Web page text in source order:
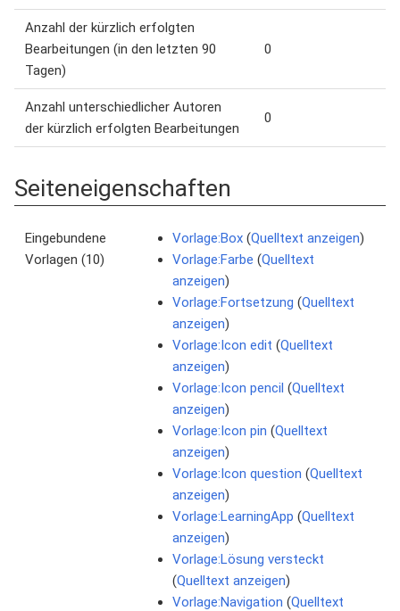
Anzahl der kürzlich erfolgten
Bearbeitungen (in den letzten 90
Tagen)
0
Anzahl unterschiedlicher Autoren
der kürzlich erfolgten Bearbeitungen
0
Seiteneigenschaften
Eingebundene
Vorlagen (10)
Vorlage:Box (Quelltext anzeigen)
Vorlage:Farbe (Quelltext
anzeigen)
Vorlage:Fortsetzung (Quelltext
anzeigen)
Vorlage:Icon edit (Quelltext
anzeigen)
Vorlage:Icon pencil (Quelltext
anzeigen)
Vorlage:Icon pin (Quelltext
anzeigen)
Vorlage:Icon question (Quelltext
anzeigen)
Vorlage:LearningApp (Quelltext
anzeigen)
Vorlage:Lösung versteckt
(Quelltext anzeigen)
Vorlage:Navigation (Quelltext